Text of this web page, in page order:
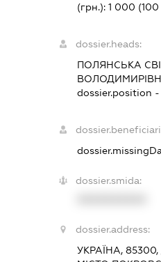
(грн.):1 000 (100
dossier.heads:
ПОЛЯНСЬКА
dossier.position -
dossier.smida:
dossier.address:
УКРАЇНА,